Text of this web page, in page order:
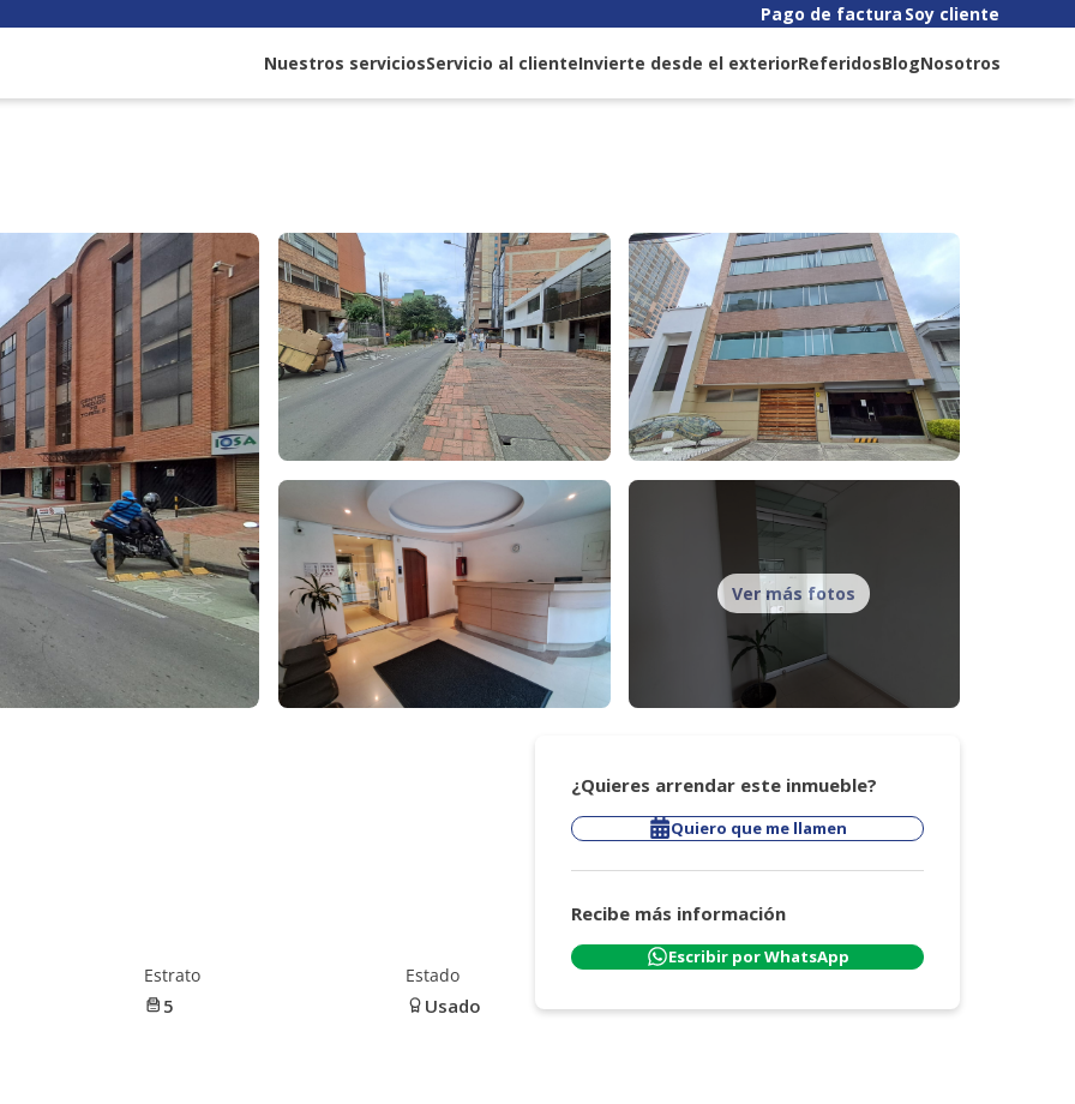
Pago de factura Soy cliente
Nuestros serviciosServicio al clienteInvierte desde el exteriorReferidosBlogNosotros
Ver más fotos
Estrato
5
Estado
Usado
¿Quieres arrendar este inmueble?
Quiero que me llamen
Recibe más información
Escribir por WhatsApp